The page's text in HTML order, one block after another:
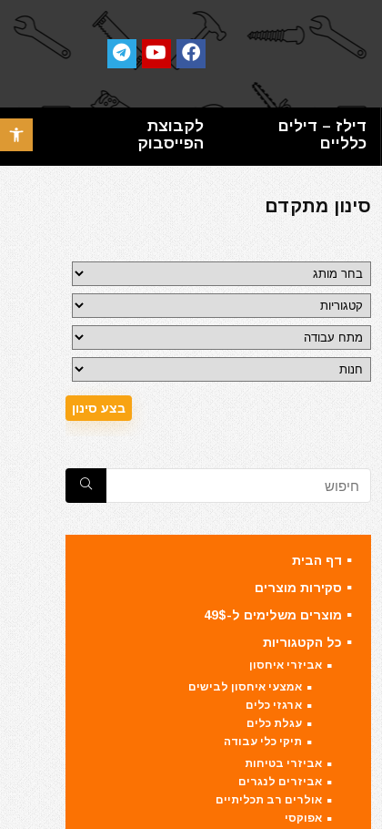
פתח
דילז – דילים
כלליים
לקבוצת
הפייסבוק
סינון מתקדם
דף הבית
סקירות מוצרים
מוצרים משלימים ל-49$
כל הקטגוריות
אביזרי איחסון
אמצעי איחסון לבישים
ארגזי כלים
עגלת כלים
תיקי כלי עבודה
אביזרי בטיחות
אביזרים לנגרים
אולרים רב תכליתיים
אפוקסי